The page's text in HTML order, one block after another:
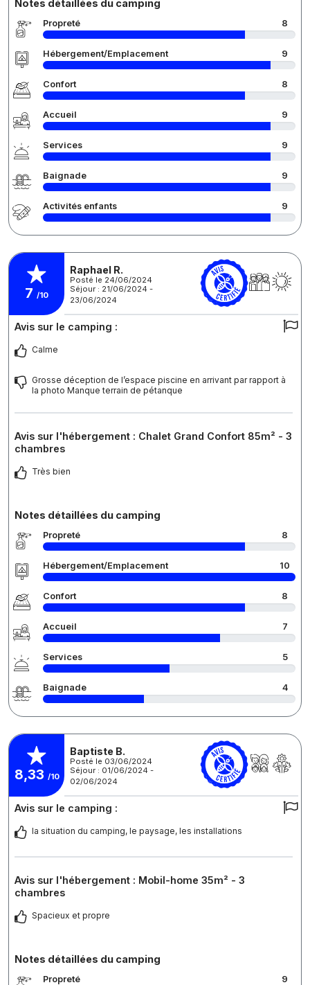
Notes détaillées du camping
Propreté 8
Hébergement/Emplacement 9
Confort 8
Accueil 9
Services 9
Baignade 9
Activités enfants 9
7 /10
Raphael R.
Posté le 24/06/2024
Séjour : 21/06/2024 -
23/06/2024
Avis sur le camping :
Calme
Grosse déception de l’espace piscine en arrivant par rapport à
la photo Manque terrain de pétanque
Avis sur l'hébergement : Chalet Grand Confort 85m² - 3
chambres
Très bien
Notes détaillées du camping
Propreté 8
Hébergement/Emplacement 10
Confort 8
Accueil 7
Services 5
Baignade 4
8,33 /10
Baptiste B.
Posté le 03/06/2024
Séjour : 01/06/2024 -
02/06/2024
Avis sur le camping :
la situation du camping, le paysage, les installations
Avis sur l'hébergement : Mobil-home 35m² - 3
chambres
Spacieux et propre
Notes détaillées du camping
Propreté 9